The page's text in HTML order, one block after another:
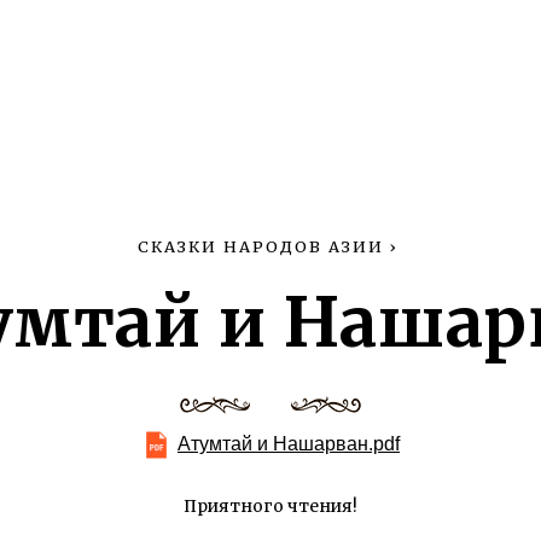
СКАЗКИ НАРОДОВ АЗИИ ›
и
Атумтай и Нашарван.pdf
Приятного чтения!